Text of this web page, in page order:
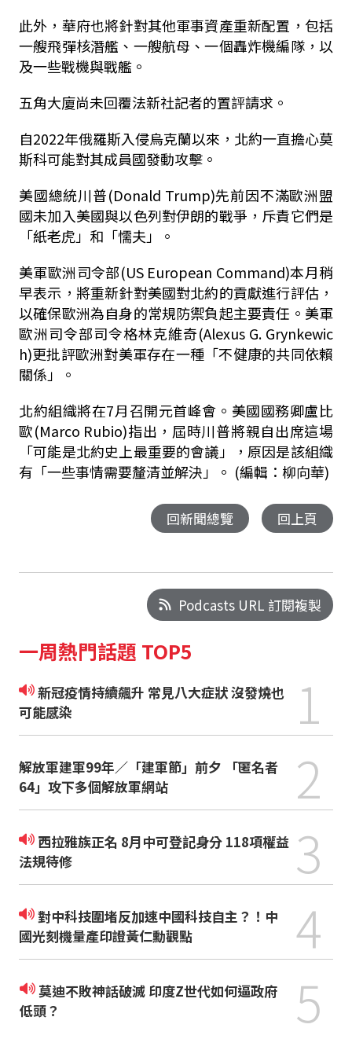
此外，華府也將針對其他軍事資產重新配置，包括
一艘飛彈核潛艦、一艘航母、一個轟炸機編隊，以
及一些戰機與戰艦。
五角大廈尚未回覆法新社記者的置評請求。
自2022年俄羅斯入侵烏克蘭以來，北約一直擔心莫
斯科可能對其成員國發動攻擊。
美國總統川普(Donald Trump)先前因不滿歐洲盟
國未加入美國與以色列對伊朗的戰爭，斥責它們是
「紙老虎」和「懦夫」。
美軍歐洲司令部(US European Command)本月稍
早表示，將重新針對美國對北約的貢獻進行評估，
以確保歐洲為自身的常規防禦負起主要責任。美軍
歐洲司令部司令格林克維奇(Alexus G. Grynkewic
h)更批評歐洲對美軍存在一種「不健康的共同依賴
關係」。
北約組織將在7月召開元首峰會。美國國務卿盧比
歐(Marco Rubio)指出，屆時川普將親自出席這場
「可能是北約史上最重要的會議」，原因是該組織
有「一些事情需要釐清並解決」。 (編輯：柳向華)
回新聞總覽 回上頁
Podcasts URL 訂閱複製
一周熱門話題 TOP5
新冠疫情持續飆升 常見八大症狀 沒發燒也
可能感染
1
解放軍建軍99年／「建軍節」前夕 「匿名者
64」攻下多個解放軍網站
2
西拉雅族正名 8月中可登記身分 118項權益
法規待修
3
對中科技圍堵反加速中國科技自主？！中
國光刻機量產印證黃仁勳觀點
4
莫迪不敗神話破滅 印度Z世代如何逼政府
低頭？
5